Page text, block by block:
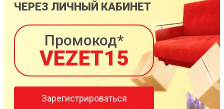
ЧЕРЕЗ ЛИЧНЫЙ КАБИНЕТ
Промокод*
VEZET15
Зарегистрироваться